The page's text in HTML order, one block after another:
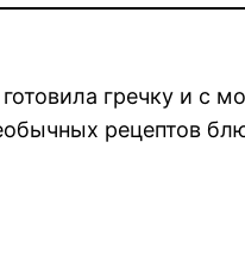
гречку и с
рецептов